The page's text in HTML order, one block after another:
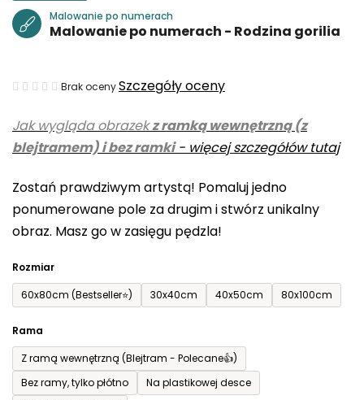
Jak wygląda obrazekz ramką wewnętrzną (z
blejtramem) i bez ramki- więcej szczegółów tutaj
Zostań prawdziwym artystą! Pomaluj jedno
ponumerowane pole za drugim i stwórz unikalny
obraz. Masz go w zasięgu pędzla!
Rozmiar
60x80cm (Bestseller⭐)
30x40cm 40x50cm 80x100cm
Rama
Z ramą wewnętrzną (Blejtram - Polecane👍)
Bez ramy, tylko płótno
Na plastikowej desce
Malowanie po numerach
Malowanie po numerach - Rodzina gorilia
Średnia
produktu
wynosi
na
5
gwiazdek.
Brak ocenySzczegóły oceny